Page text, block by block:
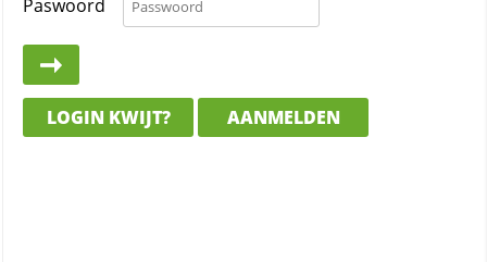
Paswoord
LOGIN KWIJT? AANMELDEN